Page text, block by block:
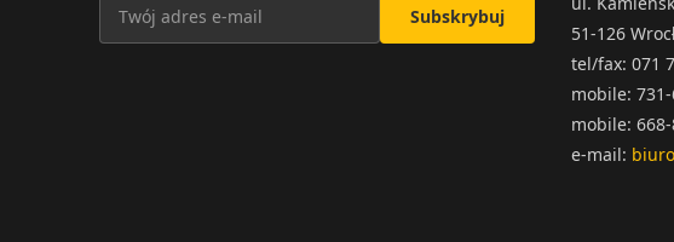
Subskrybuj
51-126
tel/fax: 071
mobile:
mobile:
e-mail: